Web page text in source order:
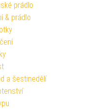
prádlo
& prádlo
a šestinedělí